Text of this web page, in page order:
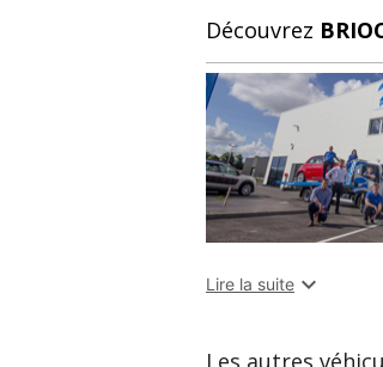
Découvrez
Lire la suite 
Les autres